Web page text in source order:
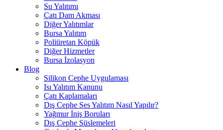
Su Yalıtımı
Çatı Dam Akması
Diğer Yalıtımlar
Bursa Yalıtım
Poliüretan Köpük
Diğer Hizmetler
Bursa İzolasyon
Blog
Silikon Cephe Uygulaması
Isı Yalıtım Kanunu
Çatı Kaplamaları
Dış Cephe Ses Yalıtım Nasıl Yapılır?
Yağmur İniş Boruları
Dış Cephe Süslemeleri